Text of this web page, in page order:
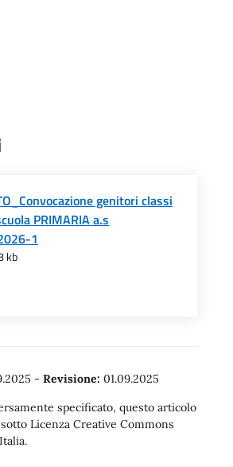
genitori classi
PRIMARIA a.s
1
kb
- Revisione: 01.09.2025
specificato, questo articolo
Licenza Creative Commons